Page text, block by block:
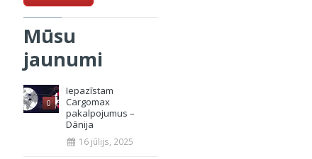
Mūsu
jaunumi
0
Iepazīstam
Cargomax
pakalpojumus –
Dānija
16 jūlijs, 2025